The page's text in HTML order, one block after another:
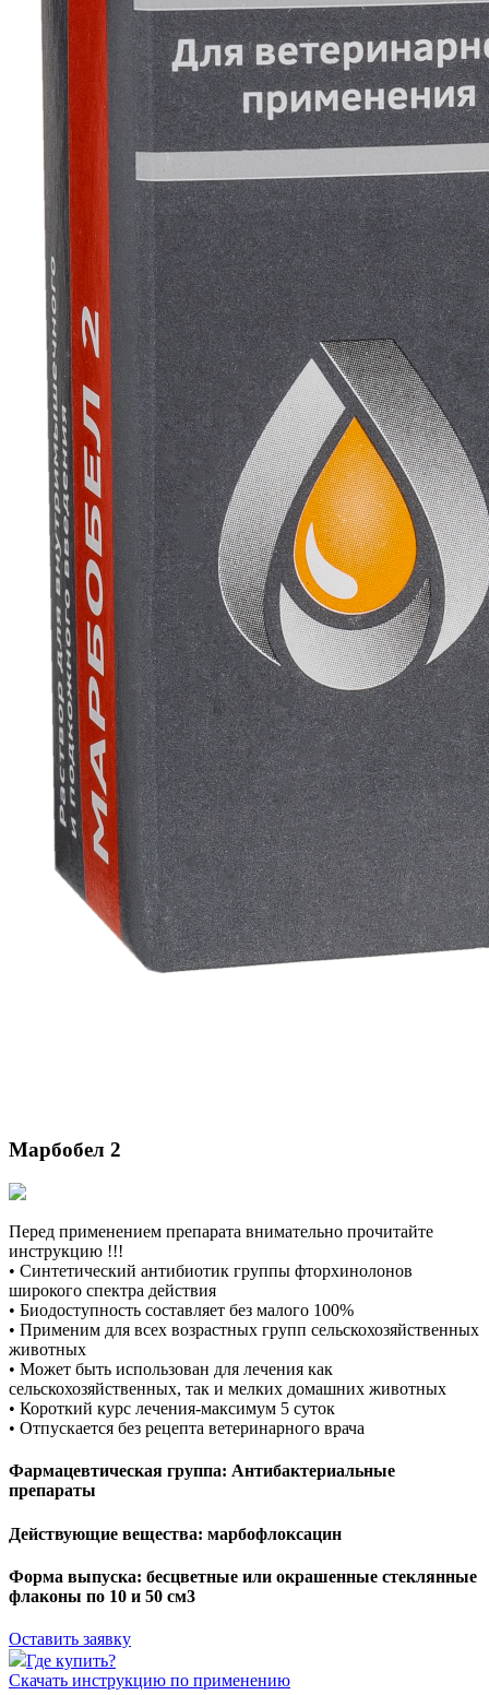
Марбобел 2
Перед применением препарата внимательно прочитайте
инструкцию !!!
• Синтетический антибиотик группы фторхинолонов
широкого спектра действия
• Биодоступность составляет без малого 100%
• Применим для всех возрастных групп сельскохозяйственных
животных
• Может быть использован для лечения как
сельскохозяйственных, так и мелких домашних животных
• Короткий курс лечения-максимум 5 суток
• Отпускается без рецепта ветеринарного врача
Фармацевтическая группа: Антибактериальные
препараты
Действующие вещества: марбофлоксацин
Форма выпуска: бесцветные или окрашенные стеклянные
флаконы по 10 и 50 см3
Оставить заявку
Где купить?
Скачать инструкцию по применению